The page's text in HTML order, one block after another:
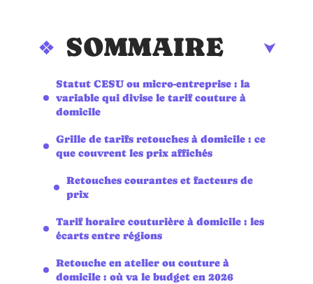
SOMMAIRE
Statut CESU ou micro-entreprise : la
variable qui divise le tarif couture à
domicile
Grille de tarifs retouches à domicile : ce
que couvrent les prix affichés
Retouches courantes et facteurs de
prix
Tarif horaire couturière à domicile : les
écarts entre régions
Retouche en atelier ou couture à
domicile : où va le budget en 2026